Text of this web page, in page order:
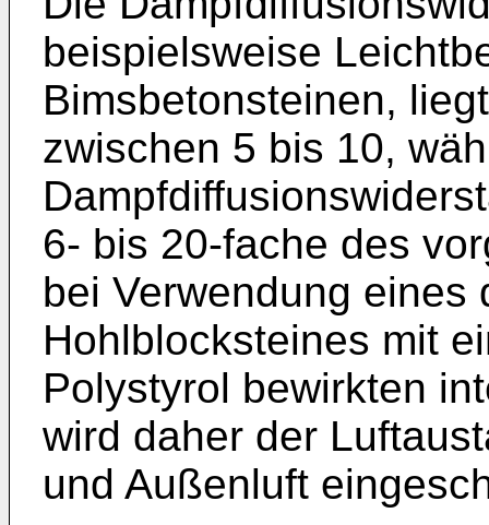
beispielsweise
Bimsbetonsteinen,
zwischen 5 bis 10,
6- bis 20-fache des
bei Verwendung eines
Hohlblocksteines mit
Polystyrol bewirkten
wird daher der
und Außenluft